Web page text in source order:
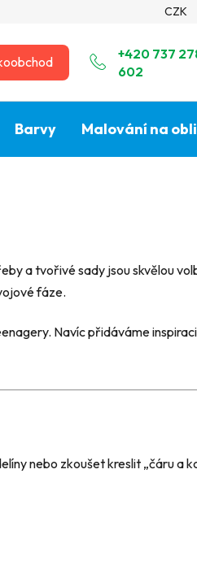
CZK
+420 737
602
Barvy Malování na
a tvořivé sady jsou skvělou
fáze.
Navíc přidáváme
nebo zkoušet kreslit „čáru a